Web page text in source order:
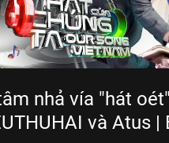
nhả vía "hát
và Atus |